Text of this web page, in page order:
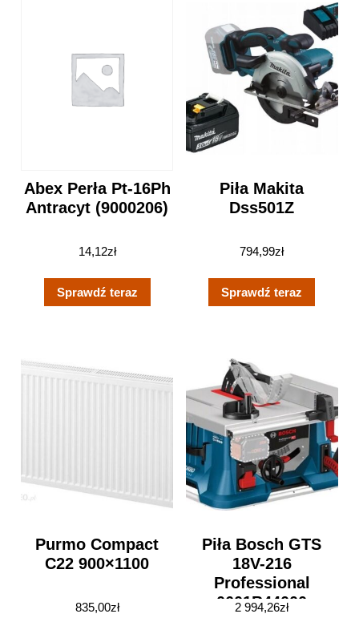
Abex Perła Pt-16Ph
Antracyt (9000206)
14,12zł
Sprawdź teraz
Piła Makita
Dss501Z
794,99zł
Sprawdź teraz
Purmo Compact
C22 900×1100
835,00zł
Piła Bosch GTS
18V-216
Professional
0601B44000
2 994,26zł